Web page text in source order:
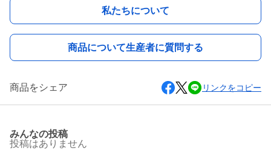
私たちについて
商品について生産者に質問する
商品をシェア リンクをコピー
みんなの投稿
投稿はありません